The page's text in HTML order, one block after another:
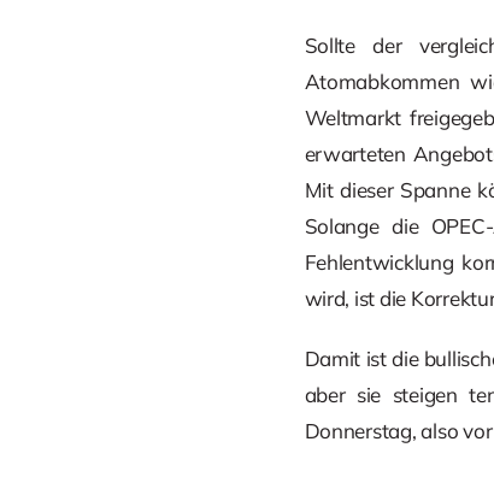
Sollte der
Atomabkommen
Weltmarkt
erwarteten
Mit dieser Spanne
Solange die
Fehlentwicklung
wird, ist die
Damit ist die
aber sie steigen
Donnerstag, also